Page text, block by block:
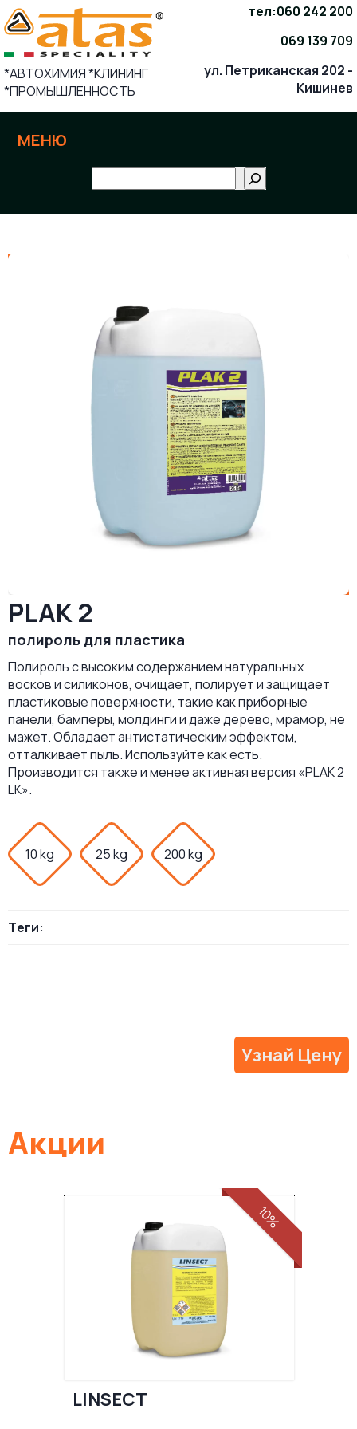
Skip
to
content
*АВТОХИМИЯ *КЛИНИНГ
*ПРОМЫШЛЕННОСТЬ
тел:060 242 200
069 139 709
ул. Петриканская 202 -
Кишинев
МЕНЮ
PLAK 2
полироль для пластика
Полироль с высоким содержанием натуральных
восков и силиконов, очищает, полирует и защищает
пластиковые поверхности, такие как приборные
панели, бамперы, молдинги и даже дерево, мрамор, не
мажет. Обладает антистатическим эффектом,
отталкивает пыль. Используйте как есть.
Производится также и менее активная версия «PLAK 2
LK».
10 kg 25 kg 200 kg
Теги:
Узнай Цену
Акции
10%
LINSECT